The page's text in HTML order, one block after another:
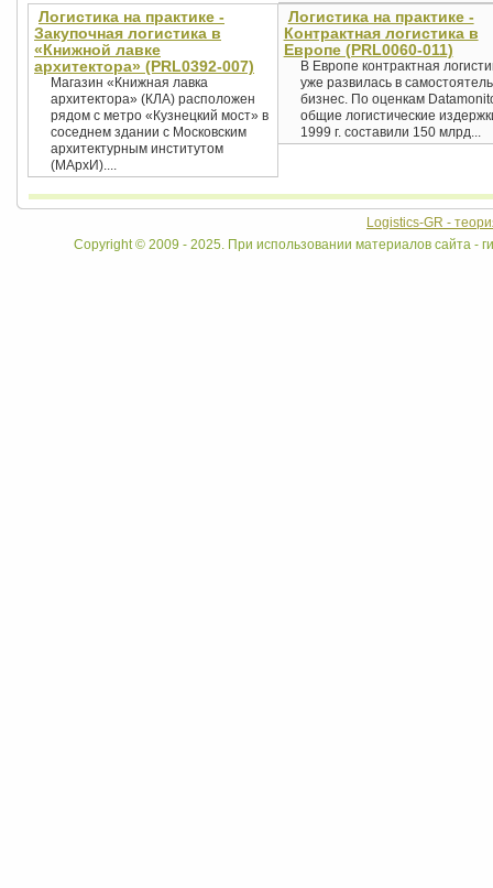
Логистика на практике -
Закупочная логистика в
«Книжной лавке
архитектора» (PRL0392-007)
Магазин «Книжная лавка
архитектора» (КЛА) расположен
рядом с метро «Кузнецкий мост» в
соседнем здании с Московским
архитектурным институтом
(МАрхИ)....
Логистика на практике -
Контрактная логистика в
Европе (PRL0060-011)
В Европе контрактная
уже развилась в
бизнес. По оценкам
общие логистические
1999 г. составили 150 млрд...
Logistics-GR -
Copyright © 2009 - 2025. При использовании материалов сайта -